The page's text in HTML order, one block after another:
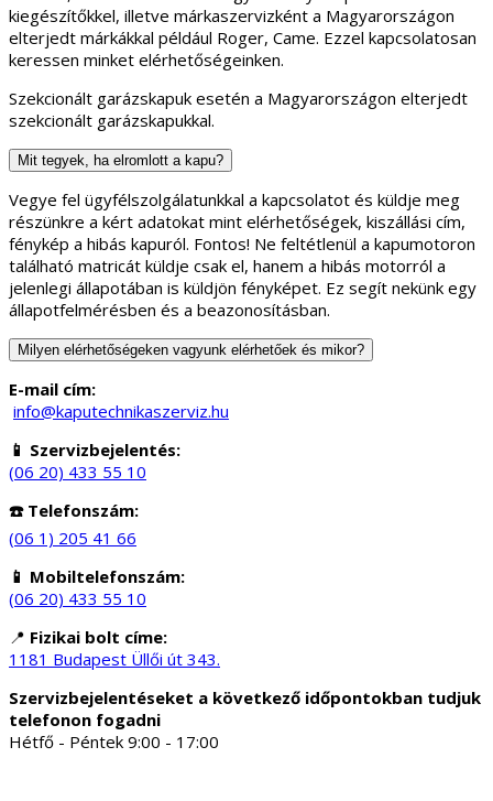
kiegészítőkkel, illetve márkaszervizként a Magyarországon
elterjedt márkákkal például Roger, Came. Ezzel kapcsolatosan
keressen minket elérhetőségeinken.
Szekcionált garázskapuk esetén a Magyarországon elterjedt
szekcionált garázskapukkal.
Mit tegyek, ha elromlott a kapu?
Vegye fel ügyfélszolgálatunkkal a kapcsolatot és küldje meg
részünkre a kért adatokat mint elérhetőségek, kiszállási cím,
fénykép a hibás kapuról. Fontos! Ne feltétlenül a kapumotoron
található matricát küldje csak el, hanem a hibás motorról a
jelenlegi állapotában is küldjön fényképet. Ez segít nekünk egy
állapotfelmérésben és a beazonosításban.
Milyen elérhetőségeken vagyunk elérhetőek és mikor?
E-mail cím:
info@kaputechnikaszerviz.hu
📱 Szervizbejelentés:
(06 20) 433 55 10
☎️ Telefonszám:
(06 1) 205 41 66
📱 Mobiltelefonszám:
(06 20) 433 55 10
📍 Fizikai bolt címe:
1181 Budapest Üllői út 343.
Szervizbejelentéseket a következő időpontokban tudjuk
telefonon fogadni
Hétfő - Péntek 9:00 - 17:00